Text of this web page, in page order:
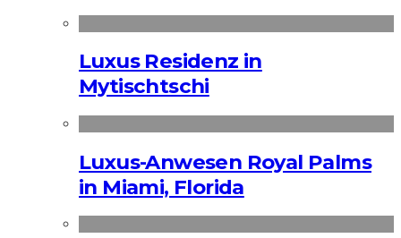
Luxus Residenz in
Mytischtschi
Luxus-Anwesen Royal Palms
in Miami, Florida